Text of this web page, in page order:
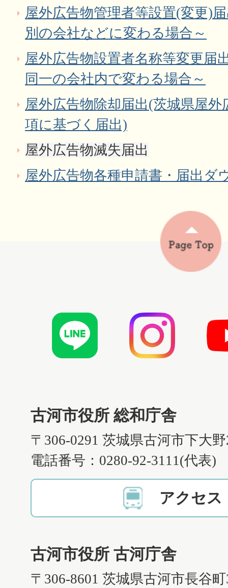
屋外広告物管理者等設置(変更)
別の会社などに変わる場合～
屋外広告物設置者名称等変更届
同一の会社内で変わる場合～
屋外広告物除却届出(茨城県屋外
項に基づく届出)
屋外広告物滅失届出
屋外広告物各種申請書・届出ダ
古河市役所 総和庁舎
〒306-0291 茨城県古河市下大
電話番号：0280-92-3111(代表)
アクセス
古河市役所 古河庁舎
〒306-8601 茨城県古河市長谷